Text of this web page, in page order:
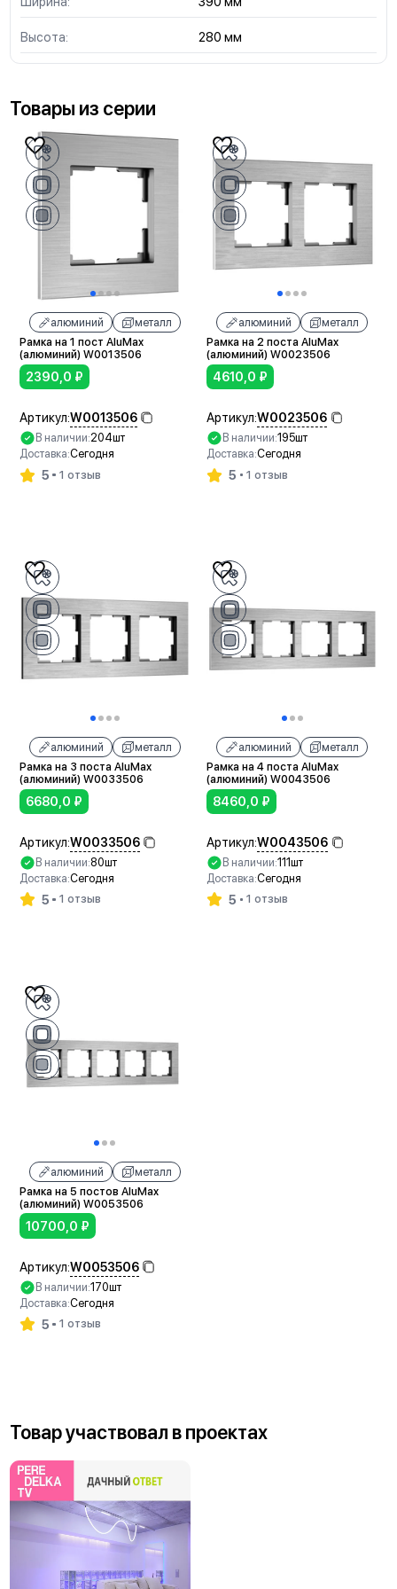
Высота: 280 мм
Товары из серии
алюминий
металл
Рамка на 1 пост AluMax
(алюминий) W0013506
2390,0 ₽
Артикул:W0013506
В наличии:204шт
Доставка:Сегодня
5 1 отзыв
алюминий
металл
Рамка на 2 поста AluMax
(алюминий) W0023506
4610,0 ₽
Артикул:W0023506
В наличии:195шт
Доставка:Сегодня
5 1 отзыв
алюминий
металл
Рамка на 3 поста AluMax
(алюминий) W0033506
6680,0 ₽
Артикул:W0033506
В наличии:80шт
Доставка:Сегодня
5 1 отзыв
алюминий
металл
Рамка на 4 поста AluMax
(алюминий) W0043506
8460,0 ₽
Артикул:W0043506
В наличии:111шт
Доставка:Сегодня
5 1 отзыв
алюминий
металл
Рамка на 5 постов AluMax
(алюминий) W0053506
10700,0 ₽
Артикул:W0053506
В наличии:170шт
Доставка:Сегодня
5 1 отзыв
Товар участвовал в проектах